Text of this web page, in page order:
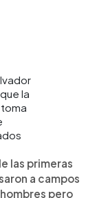
la
las primeras
a campos
pero